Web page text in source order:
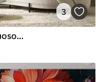
3
Sendero forestal entre majestuosos árboles en estilo acuarela